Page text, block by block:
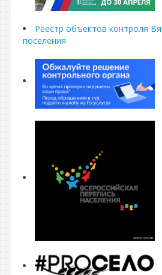
Реестр объектов контроля
поселения